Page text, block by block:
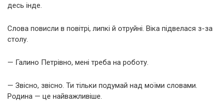
десь інде.
Слова повисли в повітрі, липкі й отруйні. Віка підвелася з-за
столу.
— Галино Петрівно, мені треба на роботу.
— Звісно, звісно. Ти тільки подумай над моїми словами.
Родина — це найважливіше.